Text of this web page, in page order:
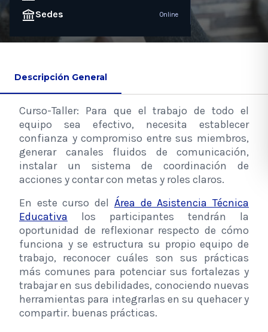
Sedes Online
Descripción General
Curso-Taller: Para que el trabajo de todo el
equipo sea efectivo, necesita establecer
confianza y compromiso entre sus miembros,
generar canales fluidos de comunicación,
instalar un sistema de coordinación de
acciones y contar con metas y roles claros.
En este curso del Área de Asistencia Técnica
Educativa los participantes tendrán la
oportunidad de reflexionar respecto de cómo
funciona y se estructura su propio equipo de
trabajo, reconocer cuáles son sus prácticas
más comunes para potenciar sus fortalezas y
trabajar en sus debilidades, conociendo nuevas
herramientas para integrarlas en su quehacer y
compartir. buenas prácticas.